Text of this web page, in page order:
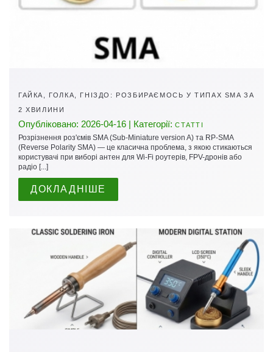
ГАЙКА, ГОЛКА, ГНІЗДО: РОЗБИРАЄМОСЬ У ТИПАХ SMA ЗА
2 ХВИЛИНИ
Опубліковано: 2026-04-16 | Категорії: СТАТТІ
Розрізнення роз'ємів SMA (Sub-Miniature version A) та RP-SMA
(Reverse Polarity SMA) — це класична проблема, з якою стикаються
користувачі при виборі антен для Wi-Fi роутерів, FPV-дронів або
радіо [...]
ДОКЛАДНІШЕ